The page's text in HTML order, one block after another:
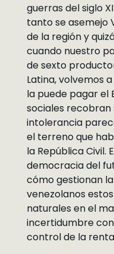
guerras del siglo
tanto se asemejo
de la región y
cuando nuestro
de sexto
Latina, volvemos
la puede pagar el
sociales recobran
intolerancia
el terreno que
la República Civil.
democracia del
cómo gestionan
venezolanos
naturales en el
incertidumbre
control de la